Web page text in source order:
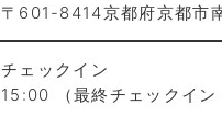
〒601-8414京都府京都市
チェックイン
15:00 （最終チェックイ